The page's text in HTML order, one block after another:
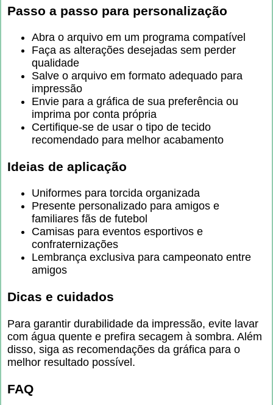
Passo a passo para personalização
Abra o arquivo em um programa compatível
Faça as alterações desejadas sem perder
qualidade
Salve o arquivo em formato adequado para
impressão
Envie para a gráfica de sua preferência ou
imprima por conta própria
Certifique-se de usar o tipo de tecido
recomendado para melhor acabamento
Ideias de aplicação
Uniformes para torcida organizada
Presente personalizado para amigos e
familiares fãs de futebol
Camisas para eventos esportivos e
confraternizações
Lembrança exclusiva para campeonato entre
amigos
Dicas e cuidados
Para garantir durabilidade da impressão, evite lavar
com água quente e prefira secagem à sombra. Além
disso, siga as recomendações da gráfica para o
melhor resultado possível.
FAQ